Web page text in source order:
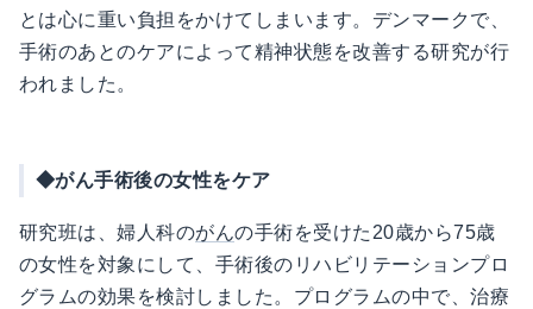
とは心に重い負担をかけてしまいます。デンマークで、
手術のあとのケアによって精神状態を改善する研究が行
われました。
◆がん手術後の女性をケア
研究班は、婦人科のがんの手術を受けた20歳から75歳
の女性を対象にして、手術後のリハビリテーションプロ
グラムの効果を検討しました。プログラムの中で、治療